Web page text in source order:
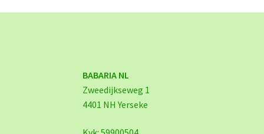
BABARIA NL
Zweedijkseweg 1
4401 NH Yerseke